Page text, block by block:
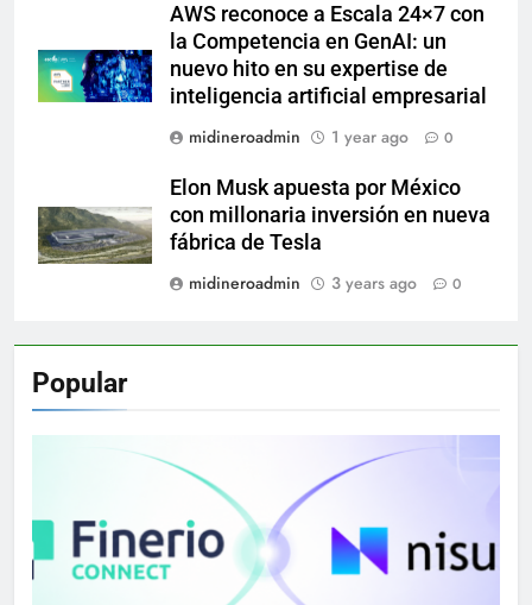
AWS reconoce a Escala 24×7 con
la Competencia en GenAI: un
nuevo hito en su expertise de
inteligencia artificial empresarial
midineroadmin
1 year ago 0
Elon Musk apuesta por México
con millonaria inversión en nueva
fábrica de Tesla
midineroadmin
3 years ago 0
Popular